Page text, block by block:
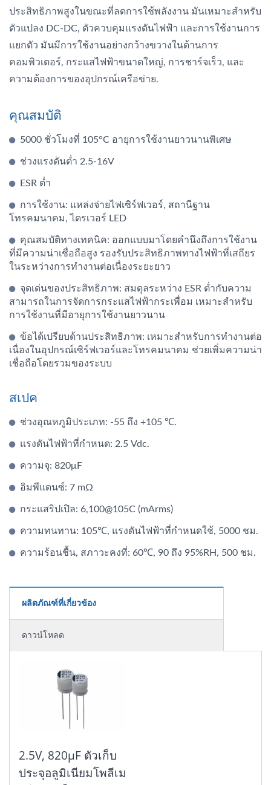
ประสิทธิภาพสูงในขณะที่ลดการใช้พลังงาน มันเหมาะสำหรับ
ตัวแปลง DC-DC, ตัวควบคุมแรงดันไฟฟ้า และการใช้งานการ
แยกตัว มันมีการใช้งานอย่างกว้างขวางในด้านการ
คอมพิวเตอร์, กระแสไฟฟ้าขนาดใหญ่, การชาร์จเร็ว, และ
ความต้องการของอุปกรณ์เครือข่าย.
คุณสมบัติ
5000 ชั่วโมงที่ 105°C อายุการใช้งานยาวนานพิเศษ
ช่วงแรงดันต่ำ 2.5-16V
ESR ต่ำ
การใช้งาน: แหล่งจ่ายไฟเซิร์ฟเวอร์, สถานีฐาน
โทรคมนาคม, ไดรเวอร์ LED
คุณสมบัติทางเทคนิค: ออกแบบมาโดยคำนึงถึงการใช้งาน
ที่มีความน่าเชื่อถือสูง รองรับประสิทธิภาพทางไฟฟ้าที่เสถียร
ในระหว่างการทำงานต่อเนื่องระยะยาว
จุดเด่นของประสิทธิภาพ: สมดุลระหว่าง ESR ต่ำกับความ
สามารถในการจัดการกระแสไฟฟ้ากระเพื่อม เหมาะสำหรับ
การใช้งานที่มีอายุการใช้งานยาวนาน
ข้อได้เปรียบด้านประสิทธิภาพ: เหมาะสำหรับการทำงานต่อ
เนื่องในอุปกรณ์เซิร์ฟเวอร์และโทรคมนาคม ช่วยเพิ่มความน่า
เชื่อถือโดยรวมของระบบ
สเปค
ช่วงอุณหภูมิประเภท: -55 ถึง +105 ℃.
แรงดันไฟฟ้าที่กำหนด: 2.5 Vdc.
ความจุ: 820μF
อิมพีแดนซ์: 7 mΩ
กระแสริปเปิล: 6,100@105C (mArms)
ความทนทาน: 105℃, แรงดันไฟฟ้าที่กำหนดใช้, 5000 ชม.
ความร้อนชื้น, สภาวะคงที่: 60℃, 90 ถึง 95%RH, 500 ชม.
ผลิตภัณฑ์ที่เกี่ยวข้อง
ดาวน์โหลด
2.5V, 820μF ตัวเก็บ
ประจุอลูมิเนียมโพลีเม